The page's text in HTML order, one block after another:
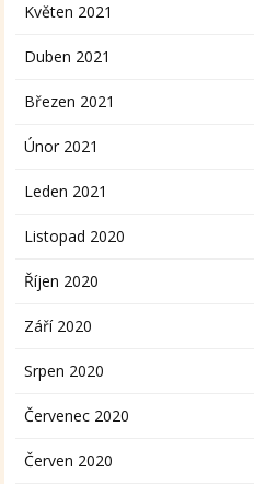
Květen 2021
Duben 2021
Březen 2021
Únor 2021
Leden 2021
Listopad 2020
Říjen 2020
Září 2020
Srpen 2020
Červenec 2020
Červen 2020